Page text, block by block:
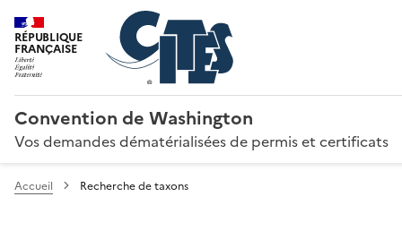
RÉPUBLIQUE
FRANÇAISE
Convention de Washington
Vos demandes dématérialisées de permis et certificats
Accueil Recherche de taxons